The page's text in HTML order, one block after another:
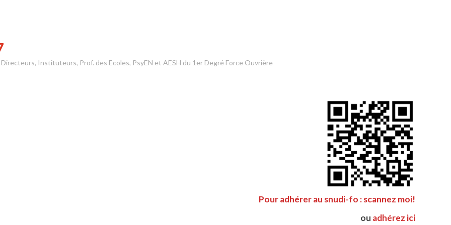
Instituteurs, Prof. des Ecoles, PsyEN et AESH du 1er Degré Force Ouvrière
Pour adhérer au snudi-fo : scannez moi!
ou adhérez ici